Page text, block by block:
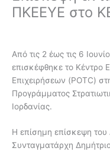
ΠΚΕΕΥΕ στο
Από τις 2 έως τις 6
επισκέφθηκε το Κέντρο
Επιχειρήσεων (POTC)
Προγράμματος
Ιορδανίας.
Η επίσημη επίσκεψη του
Συνταγματάρχη